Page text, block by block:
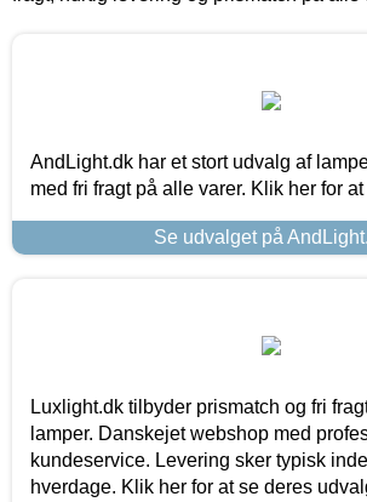
AndLight.dk har et stort udvalg af
med fri fragt på alle varer. Klik her for
Se udvalget på
Luxlight.dk tilbyder prismatch og fri
lamper. Danskejet webshop med
kundeservice. Levering sker typisk
hverdage. Klik her for at se deres